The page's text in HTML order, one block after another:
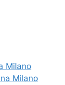
Milano
Milano